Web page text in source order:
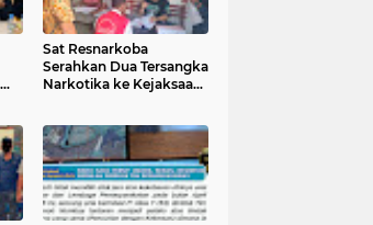
Sat Resnarkoba
Serahkan Dua Tersangka
Narkotika ke Kejaksaan